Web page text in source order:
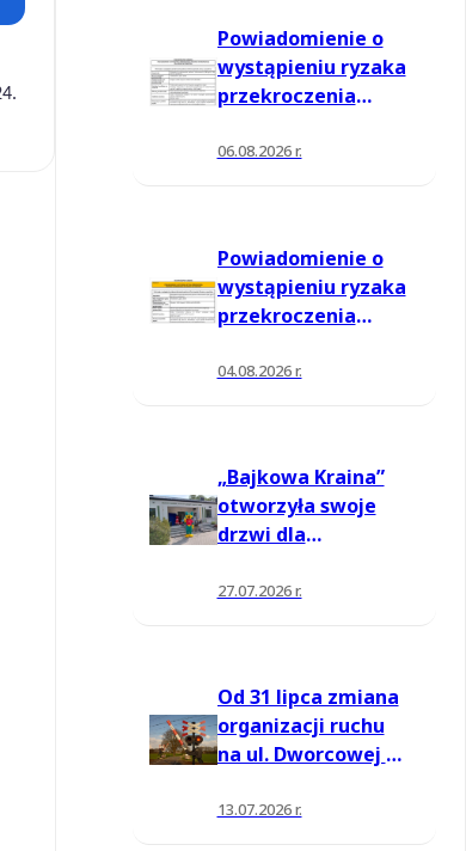
Powiadomienie o
wystąpieniu ryzaka
przekroczenia
informowania dla
06.08.2026 r.
Powiadomienie o
wystąpieniu ryzaka
przekroczenia
informowania dla
04.08.2026 r.
„Bajkowa Kraina”
otworzyła swoje
drzwi dla
27.07.2026 r.
Od 31 lipca zmiana
organizacji ruchu
na ul. Dworcowej w
13.07.2026 r.